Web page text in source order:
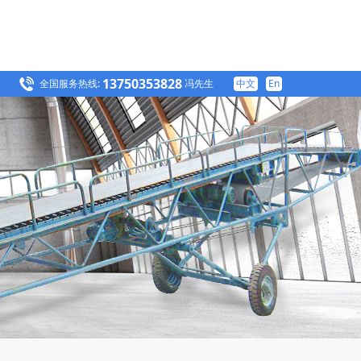
全国服务热线: 13750353828冯先生 中文 En